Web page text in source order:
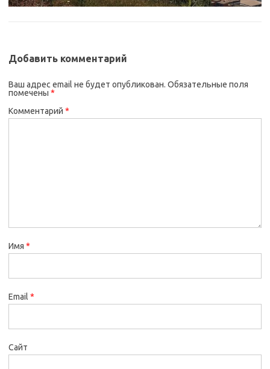
Добавить комментарий
Ваш адрес email не будет опубликован. Обязательные поля
помечены *
Комментарий *
Имя *
Email *
Сайт